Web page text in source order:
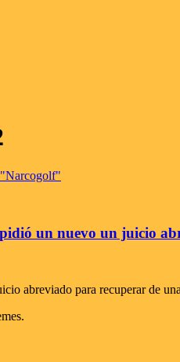
un nuevo un juicio
abreviado para recuperar de